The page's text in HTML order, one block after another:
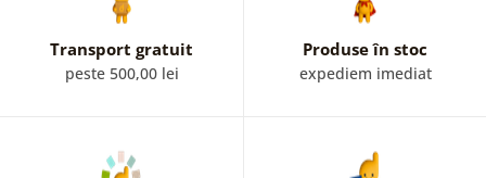
Transport gratuit
peste 500,00 lei
Produse în stoc
expediem imediat